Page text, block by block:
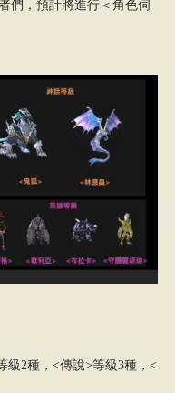
們，預計將進行＜角色伺
級2種，<傳說>等級3種，<